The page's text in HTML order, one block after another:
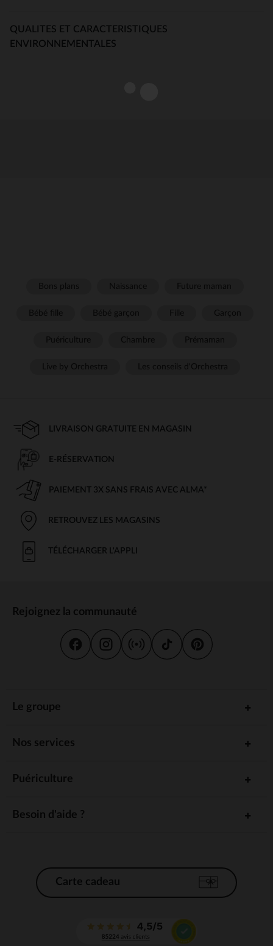
QUALITES ET CARACTERISTIQUES
ENVIRONNEMENTALES
LIVRAISON GRATUITE EN MAGASIN
E-RÉSERVATION
PAIEMENT 3X SANS FRAIS AVEC ALMA*
RETROUVEZ LES MAGASINS
TÉLÉCHARGER L'APPLI
Rejoignez la communauté
Le groupe
Nos services
Puériculture
Besoin d'aide ?
Carte cadeau